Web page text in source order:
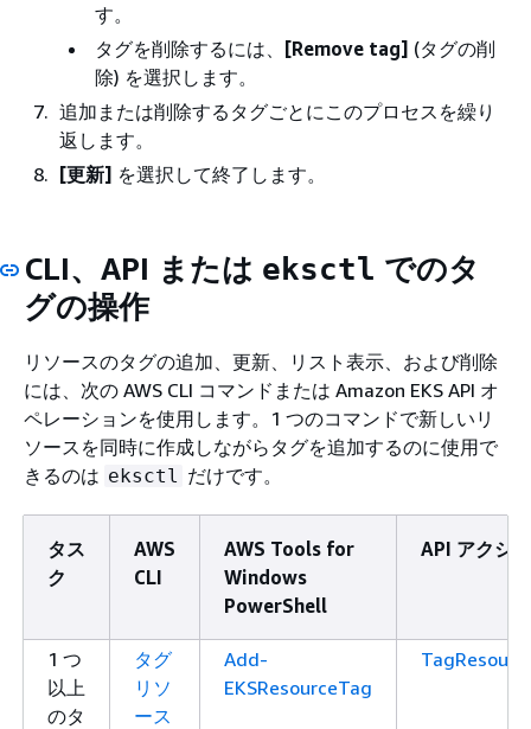
す。
タグを削除するには、 [Remove tag] (タグの削
除) を選択します。
追加または削除するタグごとにこのプロセスを繰り
返します。
[更新] を選択して終了します。
CLI、API または eksctl でのタ
グの操作
リソースのタグの追加、更新、リスト表示、および削除
には、次の AWS CLI コマンドまたは Amazon EKS API オ
ペレーションを使用します。1 つのコマンドで新しいリ
ソースを同時に作成しながらタグを追加するのに使用で
きるのは eksctl だけです。
タス
ク
AWS
CLI
AWS Tools for
Windows
PowerShell
API アクシ
1 つ
以上
のタ
タグ
リソ
ース
Add-
EKSResourceTag